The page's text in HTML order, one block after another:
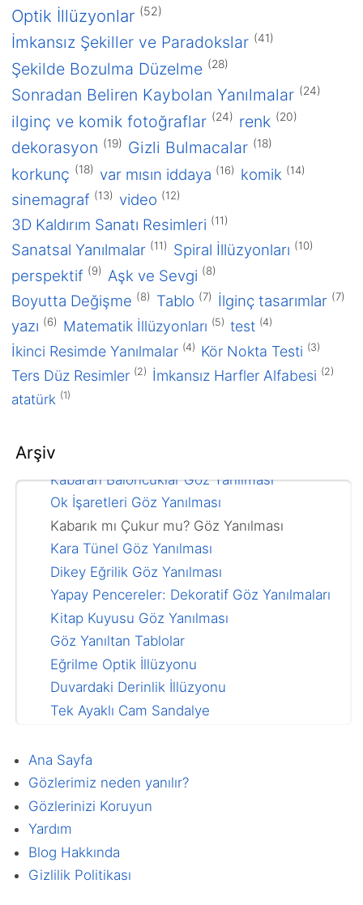
Optik İllüzyonlar (52)
İmkansız Şekiller ve Paradokslar (41)
Şekilde Bozulma Düzelme (28)
Sonradan Beliren Kaybolan Yanılmalar (24)
ilginç ve komik fotoğraflar (24) renk (20)
dekorasyon (19) Gizli Bulmacalar (18)
korkunç (18) var mısın iddaya (16) komik (14)
sinemagraf (13) video (12)
3D Kaldırım Sanatı Resimleri (11)
Sanatsal Yanılmalar (11) Spiral İllüzyonları (10)
perspektif (9) Aşk ve Sevgi (8)
Boyutta Değişme (8) Tablo (7) İlginç tasarımlar (7)
yazı (6) Matematik İllüzyonları (5) test (4)
İkinci Resimde Yanılmalar (4) Kör Nokta Testi (3)
Ters Düz Resimler (2) İmkansız Harfler Alfabesi (2)
atatürk (1)
Arşiv
Ocak 2016
2015
Aralık 2013
Mart 2013
2012
Mayıs 2012
Nisan 2012
2011
Eylül 2011
Ağustos 2011
Paradoks Şekiller Göz Yanılması
Gözlerimiz Neden Yanılır?
Kayan Barkod Göz Yanılması
Karışık Metin (Yazı) Okuma
Rüzgar Gülü İllüzyonu
Sümüklü Böcek Göz Yanılması
Kabaran Baloncuklar Göz Yanılması
Ok İşaretleri Göz Yanılması
Kabarık mı Çukur mu? Göz Yanılması
Kara Tünel Göz Yanılması
Dikey Eğrilik Göz Yanılması
Yapay Pencereler: Dekoratif Göz Yanılmaları
Kitap Kuyusu Göz Yanılması
Göz Yanıltan Tablolar
Eğrilme Optik İllüzyonu
Duvardaki Derinlik İllüzyonu
Tek Ayaklı Cam Sandalye
Anamorfik Ev Dekorasyonu ve Boyama
3D Paradoks Tablo
Motosikletçi Göz Yanılması
Tek Ayaklı Sandalye
Gerçek Paradoks
Şok Dalgası Göz Yanılması
Ana Sayfa
Gözlerimiz neden yanılır?
Gözlerinizi Koruyun
Yardım
Blog Hakkında
Gizlilik Politikası